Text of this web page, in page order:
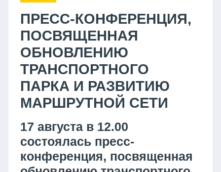
ПРЕСС-КОНФЕРЕНЦИЯ,
ПОСВЯЩЕННАЯ
ОБНОВЛЕНИЮ
ТРАНСПОРТНОГО
ПАРКА И РАЗВИТИЮ
МАРШРУТНОЙ СЕТИ
17 августа в 12.00
состоялась пресс-
конференция, посвященная